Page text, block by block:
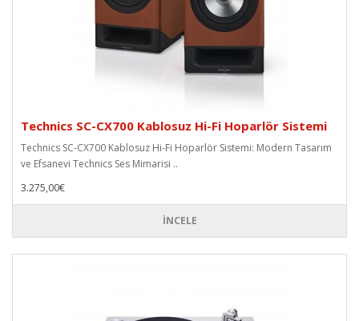
Technics SC-CX700 Kablosuz Hi-Fi Hoparlör Sistemi
Technics SC-CX700 Kablosuz Hi-Fi Hoparlör Sistemi: Modern Tasarım
ve Efsanevi Technics Ses Mimarisi ..
3.275,00€
İNCELE